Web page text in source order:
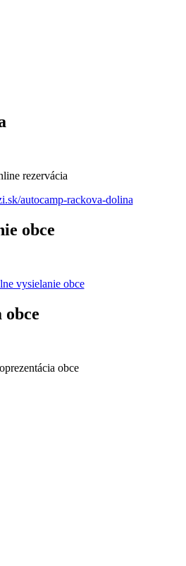
rezervácia
autocamp-rackova-dolina
obce
vysielanie obce
obce
obce